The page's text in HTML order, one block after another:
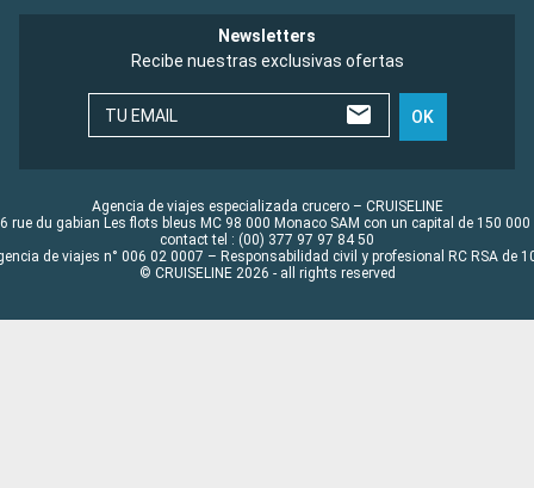
Newsletters
Recibe nuestras exclusivas ofertas
TU EMAIL OK
Agencia de viajes especializada crucero – CRUISELINE
rue du gabian Les flots bleus MC 98 000 Monaco SAM con un capital de 150 000
contact tel : (00) 377 97 97 84 50
de viajes n° 006 02 0007 – Responsabilidad civil y profesional RC RSA de
© CRUISELINE 2026 - all rights reserved